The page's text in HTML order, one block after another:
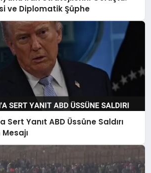
ve Diplomatik Şüphe
Sert Yanıt ABD Üssüne Saldırı